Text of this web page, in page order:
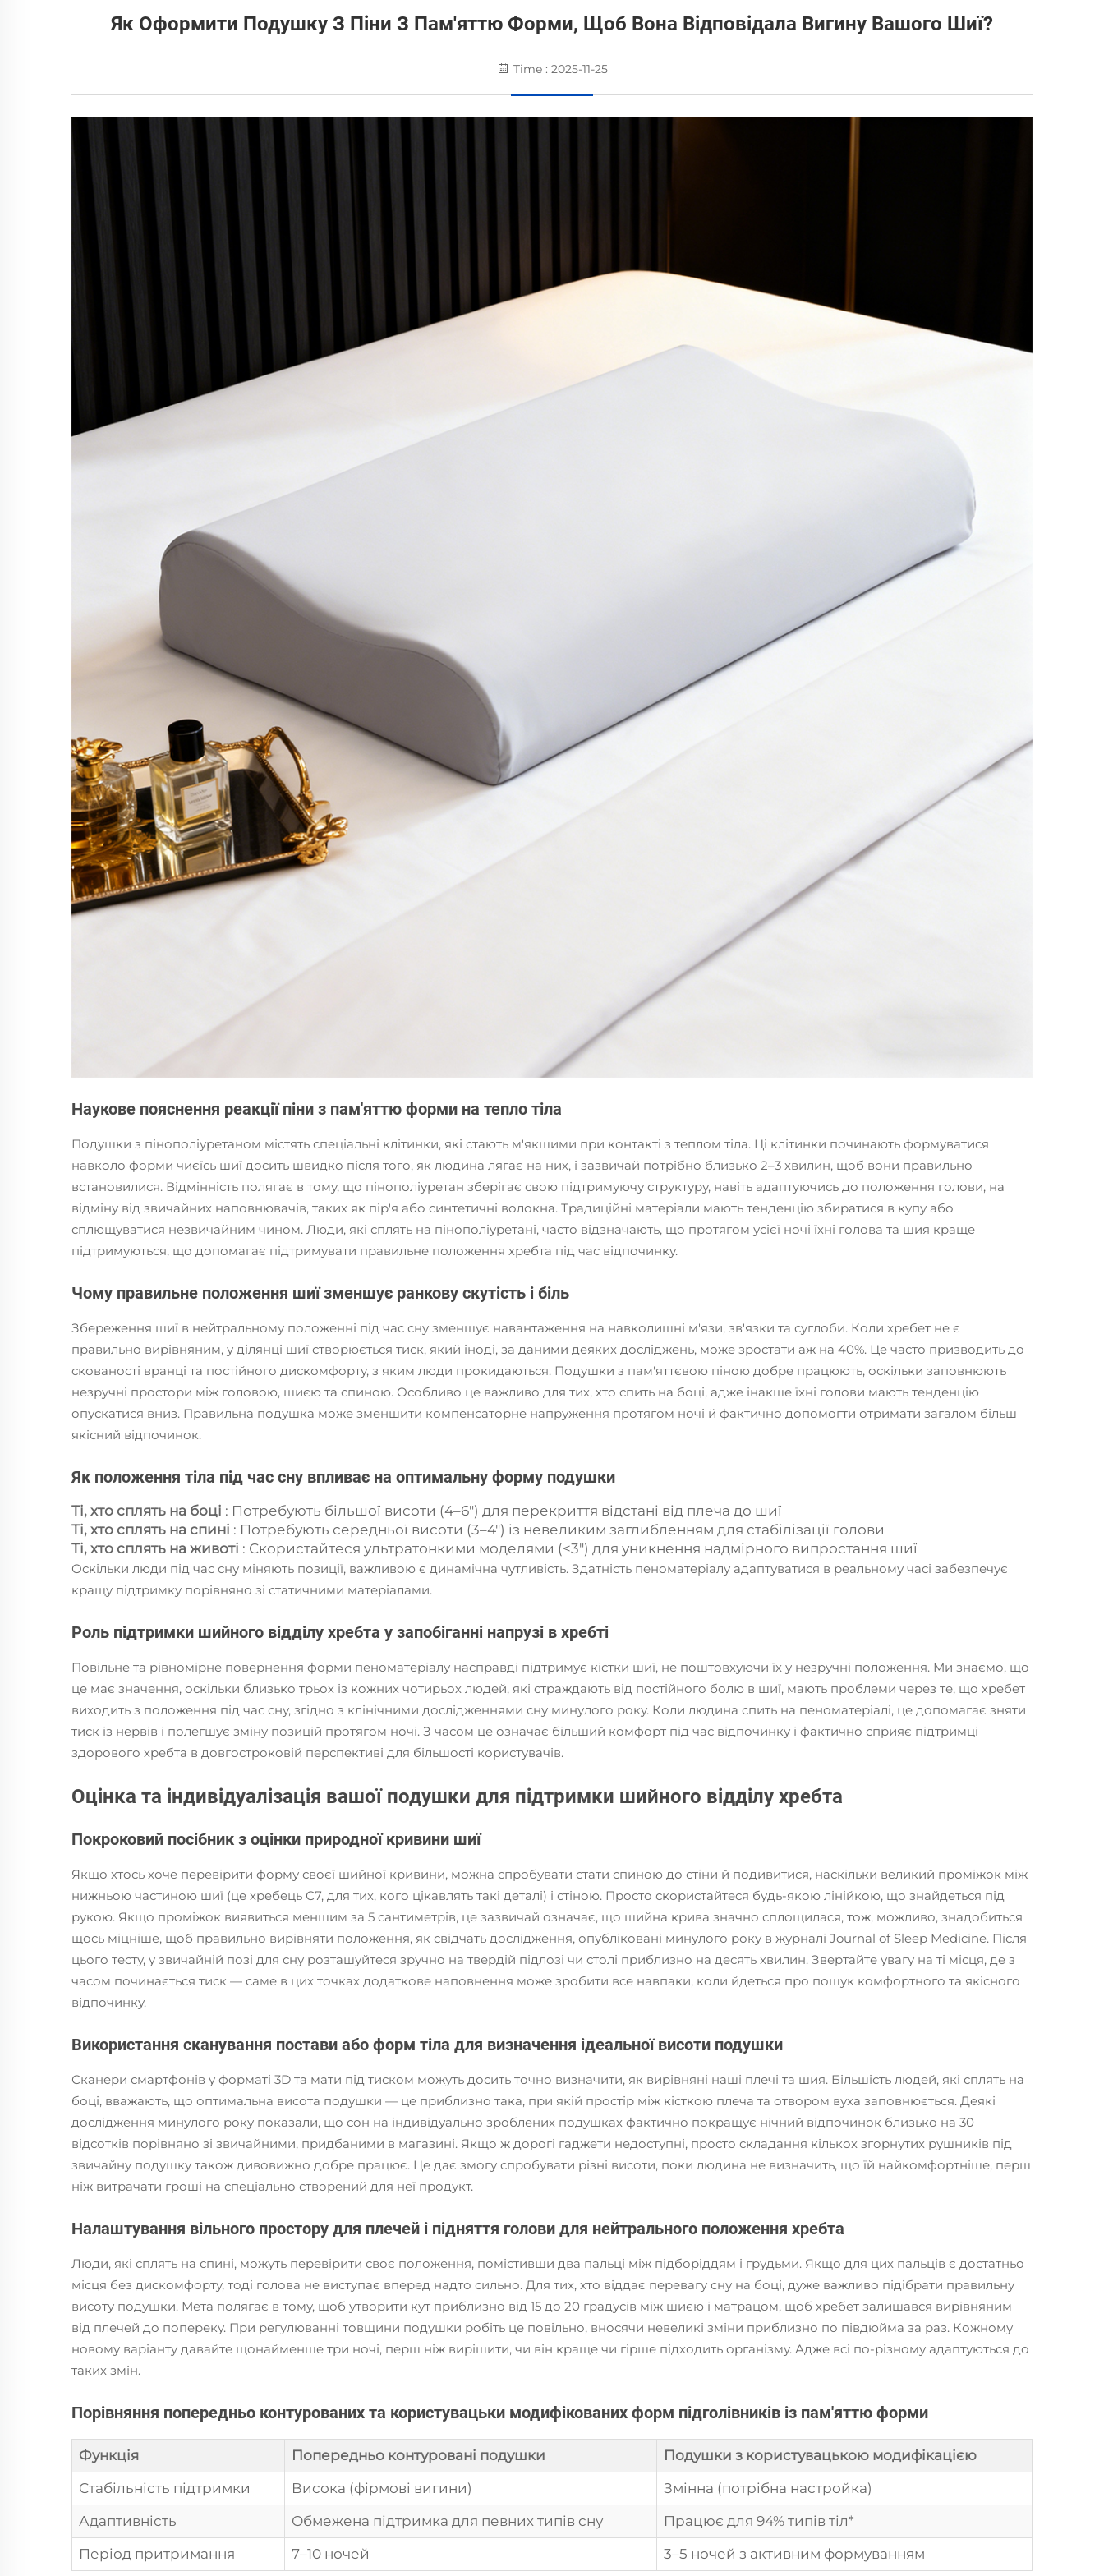
Як Оформити Подушку З Піни З Пам'яттю Форми, Щоб Вона Відповідала Вигину Вашого Шиї?
Time : 2025-11-25
Наукове пояснення реакції піни з пам'яттю форми на тепло тіла
Подушки з пінополіуретаном містять спеціальні клітинки, які стають м'якшими при контакті з теплом тіла. Ці клітинки починають формуватися
навколо форми чиєїсь шиї досить швидко після того, як людина лягає на них, і зазвичай потрібно близько 2–3 хвилин, щоб вони правильно
встановилися. Відмінність полягає в тому, що пінополіуретан зберігає свою підтримуючу структуру, навіть адаптуючись до положення голови, на
відміну від звичайних наповнювачів, таких як пір'я або синтетичні волокна. Традиційні матеріали мають тенденцію збиратися в купу або
сплющуватися незвичайним чином. Люди, які сплять на пінополіуретані, часто відзначають, що протягом усієї ночі їхні голова та шия краще
підтримуються, що допомагає підтримувати правильне положення хребта під час відпочинку.
Чому правильне положення шиї зменшує ранкову скутість і біль
Збереження шиї в нейтральному положенні під час сну зменшує навантаження на навколишні м'язи, зв'язки та суглоби. Коли хребет не є
правильно вирівняним, у ділянці шиї створюється тиск, який іноді, за даними деяких досліджень, може зростати аж на 40%. Це часто призводить до
скованості вранці та постійного дискомфорту, з яким люди прокидаються. Подушки з пам'яттєвою піною добре працюють, оскільки заповнюють
незручні простори між головою, шиєю та спиною. Особливо це важливо для тих, хто спить на боці, адже інакше їхні голови мають тенденцію
опускатися вниз. Правильна подушка може зменшити компенсаторне напруження протягом ночі й фактично допомогти отримати загалом більш
якісний відпочинок.
Як положення тіла під час сну впливає на оптимальну форму подушки
Ті, хто сплять на боці : Потребують більшої висоти (4–6") для перекриття відстані від плеча до шиї
Ті, хто сплять на спині : Потребують середньої висоти (3–4") із невеликим заглибленням для стабілізації голови
Ті, хто сплять на животі : Скористайтеся ультратонкими моделями (<3") для уникнення надмірного випростання шиї
Оскільки люди під час сну міняють позиції, важливою є динамічна чутливість. Здатність пеноматеріалу адаптуватися в реальному часі забезпечує
кращу підтримку порівняно зі статичними матеріалами.
Роль підтримки шийного відділу хребта у запобіганні напрузі в хребті
Повільне та рівномірне повернення форми пеноматеріалу насправді підтримує кістки шиї, не поштовхуючи їх у незручні положення. Ми знаємо, що
це має значення, оскільки близько трьох із кожних чотирьох людей, які страждають від постійного болю в шиї, мають проблеми через те, що хребет
виходить з положення під час сну, згідно з клінічними дослідженнями сну минулого року. Коли людина спить на пеноматеріалі, це допомагає зняти
тиск із нервів і полегшує зміну позицій протягом ночі. З часом це означає більший комфорт під час відпочинку і фактично сприяє підтримці
здорового хребта в довгостроковій перспективі для більшості користувачів.
Оцінка та індивідуалізація вашої подушки для підтримки шийного відділу хребта
Покроковий посібник з оцінки природної кривини шиї
Якщо хтось хоче перевірити форму своєї шийної кривини, можна спробувати стати спиною до стіни й подивитися, наскільки великий проміжок між
нижньою частиною шиї (це хребець С7, для тих, кого цікавлять такі деталі) і стіною. Просто скористайтеся будь-якою лінійкою, що знайдеться під
рукою. Якщо проміжок виявиться меншим за 5 сантиметрів, це зазвичай означає, що шийна крива значно сплощилася, тож, можливо, знадобиться
щось міцніше, щоб правильно вирівняти положення, як свідчать дослідження, опубліковані минулого року в журналі Journal of Sleep Medicine. Після
цього тесту, у звичайній позі для сну розташуйтеся зручно на твердій підлозі чи столі приблизно на десять хвилин. Звертайте увагу на ті місця, де з
часом починається тиск — саме в цих точках додаткове наповнення може зробити все навпаки, коли йдеться про пошук комфортного та якісного
відпочинку.
Використання сканування постави або форм тіла для визначення ідеальної висоти подушки
Сканери смартфонів у форматі 3D та мати під тиском можуть досить точно визначити, як вирівняні наші плечі та шия. Більшість людей, які сплять на
боці, вважають, що оптимальна висота подушки — це приблизно така, при якій простір між кісткою плеча та отвором вуха заповнюється. Деякі
дослідження минулого року показали, що сон на індивідуально зроблених подушках фактично покращує нічний відпочинок близько на 30
відсотків порівняно зі звичайними, придбаними в магазині. Якщо ж дорогі гаджети недоступні, просто складання кількох згорнутих рушників під
звичайну подушку також дивовижно добре працює. Це дає змогу спробувати різні висоти, поки людина не визначить, що їй найкомфортніше, перш
ніж витрачати гроші на спеціально створений для неї продукт.
Налаштування вільного простору для плечей і підняття голови для нейтрального положення хребта
Люди, які сплять на спині, можуть перевірити своє положення, помістивши два пальці між підборіддям і грудьми. Якщо для цих пальців є достатньо
місця без дискомфорту, тоді голова не виступає вперед надто сильно. Для тих, хто віддає перевагу сну на боці, дуже важливо підібрати правильну
висоту подушки. Мета полягає в тому, щоб утворити кут приблизно від 15 до 20 градусів між шиєю і матрацом, щоб хребет залишався вирівняним
від плечей до попереку. При регулюванні товщини подушки робіть це повільно, вносячи невеликі зміни приблизно по півдюйма за раз. Кожному
новому варіанту давайте щонайменше три ночі, перш ніж вирішити, чи він краще чи гірше підходить організму. Адже всі по-різному адаптуються до
таких змін.
Порівняння попередньо контурованих та користувацьки модифікованих форм підголівників із пам'яттю форми
Функція Попередньо контуровані подушки
Подушки з користувацькою модифікацією
Стабільність підтримки
Висока (фірмові вигини)
Змінна (потрібна настройка)
Адаптивність
Обмежена підтримка для певних типів сну
Працює для 94% типів тіл*
Період притримання
7–10 ночей 3–5 ночей з активним формуванням